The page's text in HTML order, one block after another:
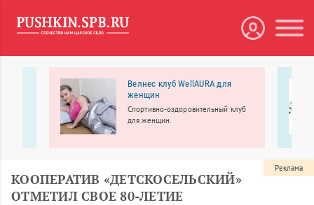
Велнес клуб WellAURA для
женщин
Спортивно-оздоровительный клуб
для женщин.
КООПЕРАТИВ «ДЕТСКОСЕЛЬСКИЙ»
ОТМЕТИЛ СВОЕ 80-ЛЕТИЕ
Реклама